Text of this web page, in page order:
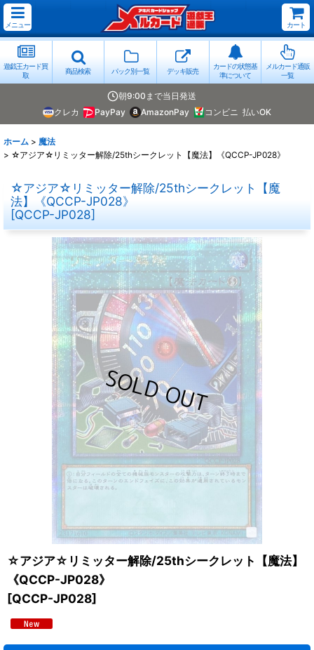
メニュー カート
遊戯王カード買
取
商品検索 パック別一覧 デッキ販売
カードの状態基
準について
メルカード通販
一覧
朝9:00まで当日発送
クレカ
PayPay AmazonPay コンビニ 払いOK
ホーム > 魔法
> ☆アジア☆リミッター解除/25thシークレット【魔法】《QCCP-JP028》
☆アジア☆リミッター解除/25thシークレット【魔
法】《QCCP-JP028》
[QCCP-JP028]
☆アジア☆リミッター解除/25thシークレット【魔法】
《QCCP-JP028》
[QCCP-JP028]